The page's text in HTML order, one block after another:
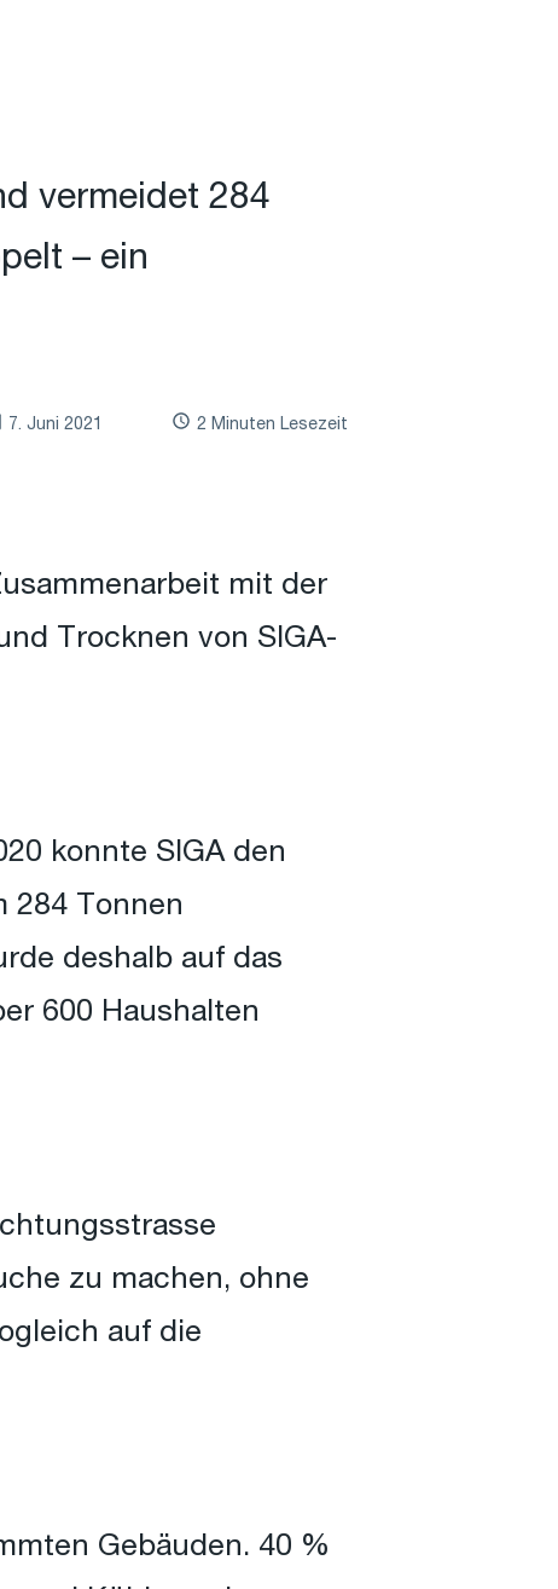
vermeidet 284
– ein
7. Juni 2021 2 Minuten Lesezeit
mit der
Trocknen von SIGA-
konnte SIGA den
284 Tonnen
deshalb auf das
600 Haushalten
zu machen, ohne
auf die
Gebäuden. 40 %